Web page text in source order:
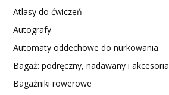
Atlasy do ćwiczeń
Autografy
Automaty oddechowe do nurkowania
Bagaż: podręczny, nadawany i akcesoria
Bagażniki rowerowe